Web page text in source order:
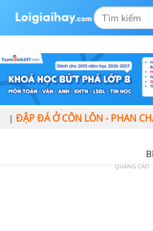
| ĐẬP ĐÁ Ở CÔN LÔN - PHAN
QUẢNG CÁO